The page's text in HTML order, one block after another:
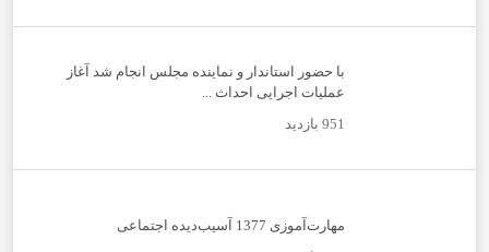
با حضور استاندار و نماینده مجلس انجام شد آغاز
عملیات اجرایی احداث ...
951 بازدید
مهارت‌آموزی 1377 آسیب‌دیده اجتماعی